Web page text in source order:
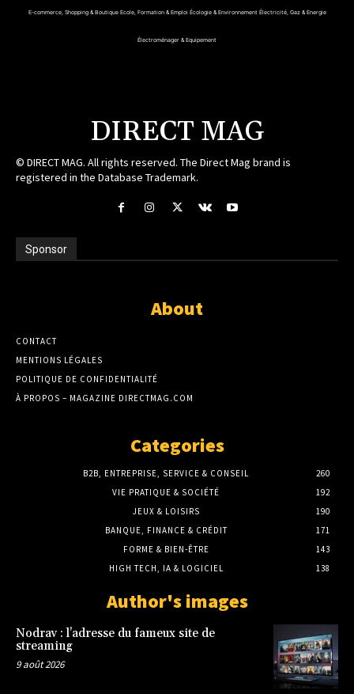
E-commerce, Shopping & Boutique Ecole, Formation & Emploi Écologie & Environnement Électricité, Gaz & Energie
Électroménager & Equipement
DIRECT MAG
© DIRECT MAG. All rights reserved. The Direct Mag brand is
registered in the Database Trademark.
Sponsor
About
CONTACT
MENTIONS LÉGALES
POLITIQUE DE CONFIDENTIALITÉ
À PROPOS – MAGAZINE DIRECTMAG.COM
Categories
B2B, ENTREPRISE, SERVICE & CONSEIL
260
VIE PRATIQUE & SOCIÉTÉ
192
JEUX & LOISIRS
190
BANQUE, FINANCE & CRÉDIT
171
FORME & BIEN-ÊTRE
143
HIGH TECH, IA & LOGICIEL
138
Author's images
Nodrav : l’adresse du fameux site de
streaming
9 août 2026